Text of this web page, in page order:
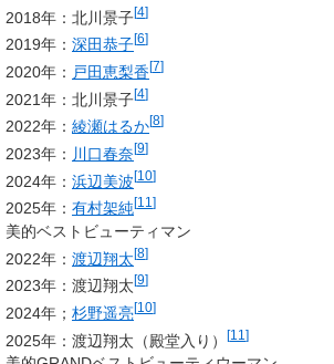
2018年：北川景子[4]
2019年： 深田恭子[6]
2020年： 戸田恵梨香[7]
2021年：北川景子[4]
2022年： 綾瀬はるか[8]
2023年： 川口春奈[9]
2024年： 浜辺美波[10]
2025年： 有村架純[11 ]
美的ベストビューティマン
2022年： 渡辺翔太[8]
2023年：渡辺翔太[9]
2024年； 杉野遥亮[10]
2025年：渡辺翔太（殿堂入り） [11 ]